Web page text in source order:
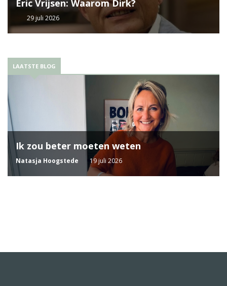
Eric Vrijsen: Waarom Dirk?
29 juli 2026
LAATSTE BLOG
Ik zou beter moeten weten
Natasja Hoogstede 19 juli 2026